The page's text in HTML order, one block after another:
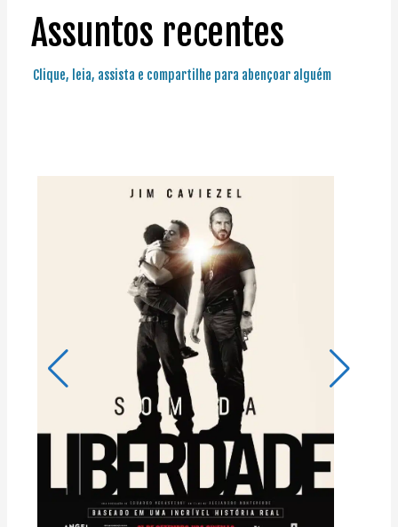
Assuntos recentes
Clique, leia, assista e compartilhe para abençoar alguém